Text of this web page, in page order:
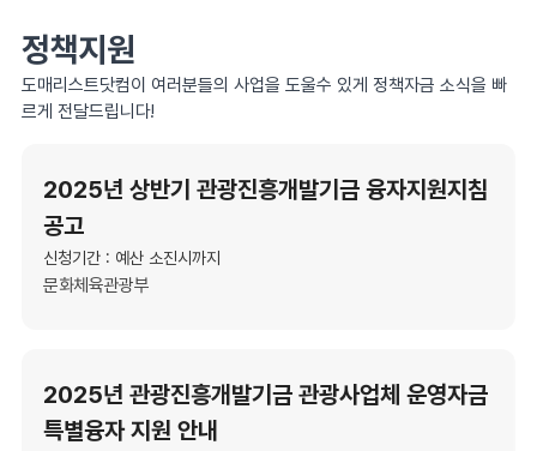
정책지원
도매리스트닷컴이 여러분들의 사업을 도울수 있게 정책자금 소식을 빠
르게 전달드립니다!
2025년 상반기 관광진흥개발기금 융자지원지침
공고
신청기간 : 예산 소진시까지
문화체육관광부
2025년 관광진흥개발기금 관광사업체 운영자금
특별융자 지원 안내